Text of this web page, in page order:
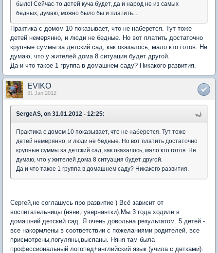
было! Сейчас-то детей куча будет, да и народ не из самых
бедных, думаю, можно было бы и платить....
Практика с домом 10 показывает, что не наберется. Тут тоже
детей немерянно, и люди не бедные. Но вот платить достаточно
крупные суммы за детский сад, как оказалось, мало кто готов. Не
думаю, что у жителей дома 8 ситуация будет другой.
Да и что такое 1 группа в домашнем саду? Никакого развития.
EVIKO
31 Jan 2012
SergeAS, on 31.01.2012 - 12:25:
Практика с домом 10 показывает, что не наберется. Тут тоже
детей немерянно, и люди не бедные. Но вот платить достаточно
крупные суммы за детский сад, как оказалось, мало кто готов. Не
думаю, что у жителей дома 8 ситуация будет другой.
Да и что такое 1 группа в домашнем саду? Никакого развития.
Сергей,не соглашусь про развитие ) Всё зависит от
воспитательницы (няни,гувернантки).Мы 3 года ходили в
домашний детский сад. Я очень довольна результатом. 5 детей -
все накормлены в соответствии с пожеланиями родителей, все
присмотрены,погуляны,выспаны. Няня там была
профессиональный логопед+английский язык (учила с детками).